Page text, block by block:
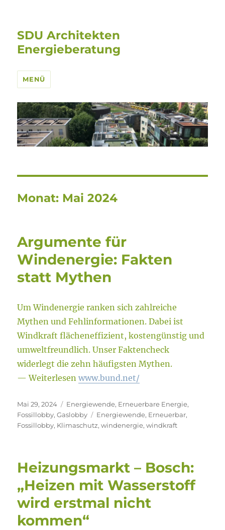
SDU Architekten
Energieberatung
MENÜ
Monat: Mai 2024
Argumente für
Windenergie: Fakten
statt Mythen
Um Windenergie ranken sich zahlreiche
Mythen und Fehlinformationen. Dabei ist
Windkraft flächeneffizient, kostengünstig und
umweltfreundlich. Unser Faktencheck
widerlegt die zehn häufigsten Mythen.
— Weiterlesenwww.bund.net/
Veröffentlicht
am
Mai 29, 2024 Kategorien
Energiewende, Erneuerbare Energie,
Fossillobby,Gaslobby Schlagwörter
Energiewende, Erneuerbar,
Fossillobby, Klimaschutz,windenergie,windkraft
Heizungsmarkt – Bosch:
„Heizen mit Wasserstoff
wird erstmal nicht
kommen“